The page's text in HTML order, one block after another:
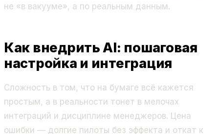
не «в вакууме», а по реальным данным.
Как внедрить AI: пошаговая
настройка и интеграция
Сложность в том, что на бумаге всё кажется
простым, а в реальности тонет в мелочах
интеграций и дисциплине менеджеров. Цена
ошибки — долгие пилоты без эффекта и откат к